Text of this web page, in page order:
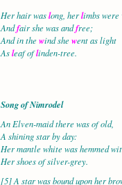
Her hair waslong, herlimbs were
Andfair she was andfree;
And in the wind she went as light
Asleaf oflinden-tree.
Song of Nimrodel
An Elven-maid there was of old,
A shining star by day:
Her mantle white was hemmed
Her shoes of silver-grey.
[5] A star was bound upon her